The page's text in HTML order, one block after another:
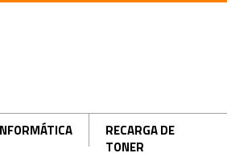
RECARGA DE
TONER